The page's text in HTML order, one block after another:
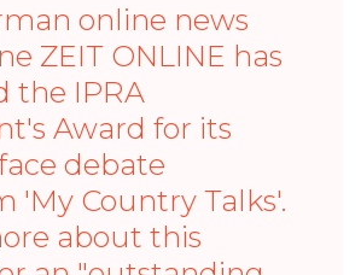
online news
ZEIT ONLINE has
the IPRA
Award for its
debate
'My Country Talks'.
about this